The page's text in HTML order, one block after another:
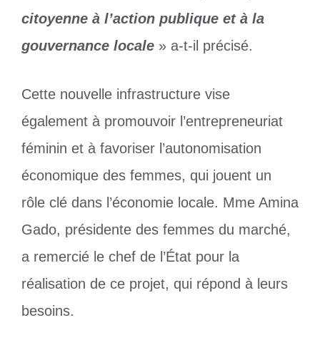
citoyenne à l’action publique et à la
gouvernance locale » a-t-il précisé.
Cette nouvelle infrastructure vise
également à promouvoir l’entrepreneuriat
féminin et à favoriser l’autonomisation
économique des femmes, qui jouent un
rôle clé dans l’économie locale. Mme Amina
Gado, présidente des femmes du marché,
a remercié le chef de l’État pour la
réalisation de ce projet, qui répond à leurs
besoins.